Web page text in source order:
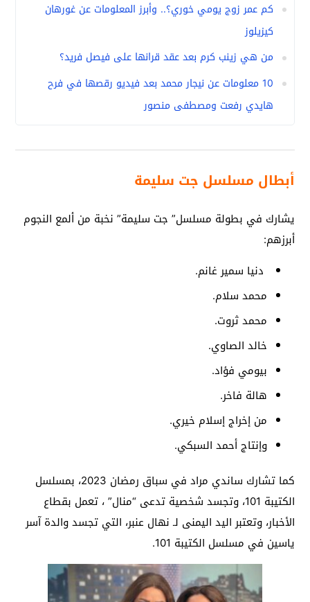
كم عمر زوج يومي خوري؟.. وأبرز المعلومات عن غورهان
كيزيلوز
من هي زينب كرم بعد عقد قرانها على فيصل فريد؟
10 معلومات عن نيجار محمد بعد فيديو رقصها في فرح
هايدي رفعت ومصطفى منصور
أبطال مسلسل جت سليمة
يشارك في بطولة مسلسل” جت سليمة” نخبة من ألمع النجوم
أبرزهم:
دنيا سمير غانم.
محمد سلام.
محمد ثروت.
خالد الصاوي.
بيومي فؤاد.
هالة فاخر.
من إخراج إسلام خيري.
وإنتاج أحمد السبكي.
كما تشارك ساندي مراد في سباق رمضان 2023، بمسلسل
الكتيبة 101، وتجسد شخصية تدعى “منال” ، تعمل بقطاع
الأخبار، وتعتبر اليد اليمنى لـ نهال عنبر، التي تجسد والدة آسر
ياسين في مسلسل الكتيبة 101.